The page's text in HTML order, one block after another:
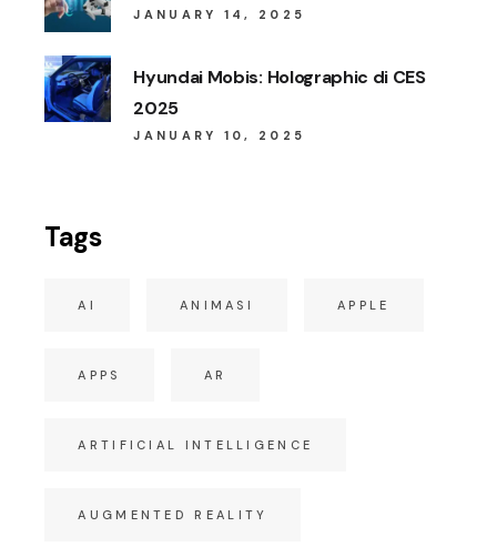
JANUARY 14, 2025
Hyundai Mobis: Holographic di CES
2025
JANUARY 10, 2025
Tags
AI ANIMASI APPLE
APPS AR
ARTIFICIAL INTELLIGENCE
AUGMENTED REALITY